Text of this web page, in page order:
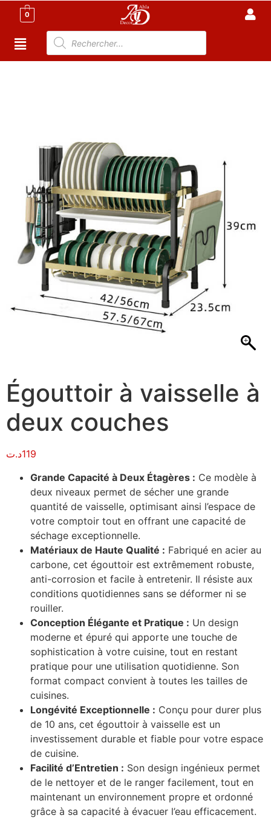
0
Égouttoir à vaisselle à
deux couches
119د.ت
Grande Capacité à Deux Étagères : Ce modèle à
deux niveaux permet de sécher une grande
quantité de vaisselle, optimisant ainsi l’espace de
votre comptoir tout en offrant une capacité de
séchage exceptionnelle.
Matériaux de Haute Qualité : Fabriqué en acier au
carbone, cet égouttoir est extrêmement robuste,
anti-corrosion et facile à entretenir. Il résiste aux
conditions quotidiennes sans se déformer ni se
rouiller.
Conception Élégante et Pratique : Un design
moderne et épuré qui apporte une touche de
sophistication à votre cuisine, tout en restant
pratique pour une utilisation quotidienne. Son
format compact convient à toutes les tailles de
cuisines.
Longévité Exceptionnelle : Conçu pour durer plus
de 10 ans, cet égouttoir à vaisselle est un
investissement durable et fiable pour votre espace
de cuisine.
Facilité d’Entretien : Son design ingénieux permet
de le nettoyer et de le ranger facilement, tout en
maintenant un environnement propre et ordonné
grâce à sa capacité à évacuer l’eau efficacement.